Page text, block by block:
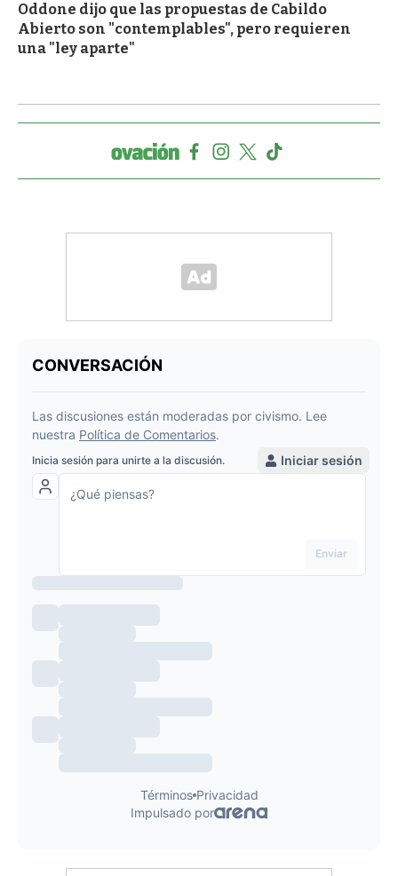
Oddone dijo que las propuestas de Cabildo
Abierto son "contemplables", pero requieren
una "ley aparte"